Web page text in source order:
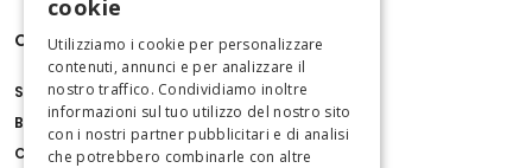
Cose da fare
Scavi di Pompei
Basilica di San Pietro
Colosseo
ITALIAN
cookie
Utilizziamo i cookie per personalizzare
contenuti, annunci e per analizzare il
nostro traffico. Condividiamo inoltre
informazioni sul tuo utilizzo del nostro sito
con i nostri partner pubblicitari e di analisi
che potrebbero combinarle con altre